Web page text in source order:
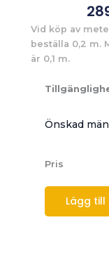
Vid köp av
beställa 0,2 m.
är 0,1 m.
Önskad
Pris
Lägg till